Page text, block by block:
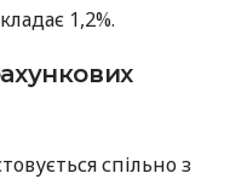
1,2%.
спільно з